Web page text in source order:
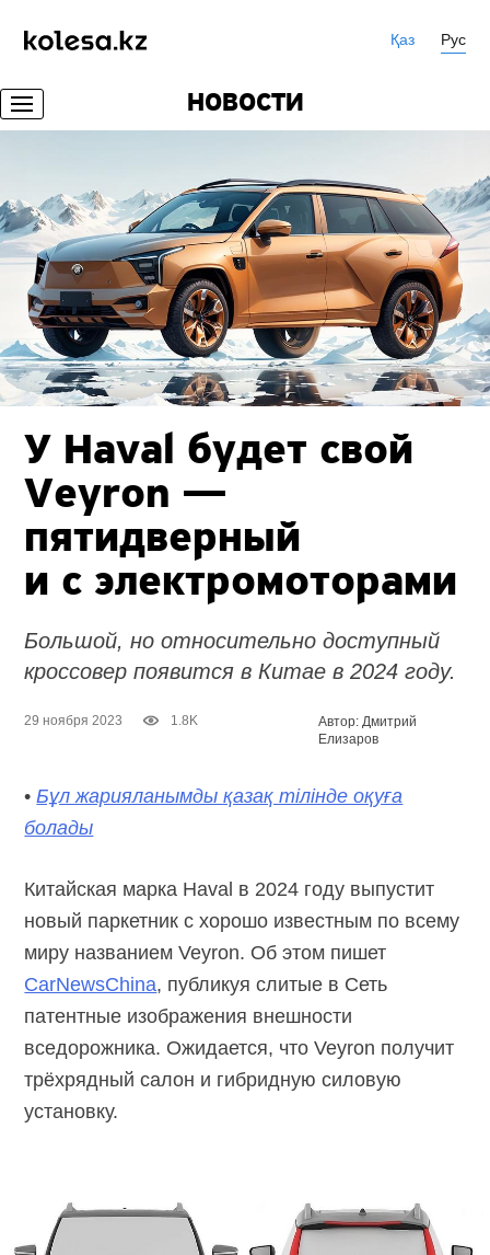
Қаз Рус
НОВОСТИ
У Haval будет свой
Veyron —
пятидверный
и с электромоторами
Большой, но относительно доступный
кроссовер появится в Китае в 2024 году.
29 ноября 2023 1.8K
Автор: Дмитрий
Елизаров
•Бұл жарияланымды қазақ тілінде оқуға
болады
Китайская марка Haval в 2024 году выпустит
новый паркетник с хорошо известным по всему
миру названием Veyron. Об этом пишет
CarNewsChina, публикуя слитые в Сеть
патентные изображения внешности
вседорожника. Ожидается, что Veyron получит
трёхрядный салон и гибридную силовую
установку.